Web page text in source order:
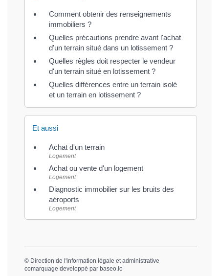
Comment obtenir des renseignements
immobiliers ?
Quelles précautions prendre avant l'achat
d'un terrain situé dans un lotissement ?
Quelles règles doit respecter le vendeur
d'un terrain situé en lotissement ?
Quelles différences entre un terrain isolé
et un terrain en lotissement ?
Et aussi
Achat d'un terrain
Logement
Achat ou vente d'un logement
Logement
Diagnostic immobilier sur les bruits des
aéroports
Logement
© Direction de l'information légale et administrative
comarquage developpé par baseo.io